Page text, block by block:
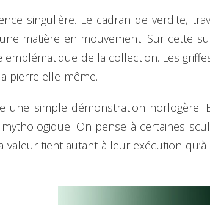
singulière. Le cadran de verdite,
matière en mouvement. Sur cette
de la collection. Les
pierre elle-même.
une simple démonstration horlogère.
On pense à certaines
tient autant à leur exécution qu’à